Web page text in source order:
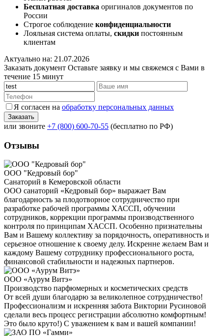
Бесплатная доставка оригиналов документов по
России
Строгое соблюдение конфиденциальности
Лояльная система оплаты, скидки постоянным
клиентам
Актуально на: 21.07.2026
Заказать документ Оставьте заявку и мы свяжемся с Вами в
течение 15 минут
Я согласен на обработку персональных данных
или звоните +7 (800) 600-70-55 (бесплатно по РФ)
Отзывы
ООО "Кедровый бор"
Санаторий в Кемеровской области
ООО санаторий «Кедровый бор» выражает Вам
благодарность за плодотворное сотрудничество при
разработке рабочей программы ХАССП, обучении
сотрудников, коррекции программы производственного
контроля по принципам ХАССП. Особенно признательны
Вам и Вашему коллективу за порядочность, оперативность и
серьезное отношение к своему делу. Искренне желаем Вам и
каждому Вашему сотруднику профессионального роста,
финансовой стабильности и надежных партнеров.
ООО «Аурум Витэ»
Производство парфюмерных и косметических средств
От всей души благодарю за великолепное сотрудничество!
Профессионализм и искренняя забота Виктории Русиновой
сделали весь процесс регистрации абсолютно комфортным!
Это было круто!) С уважением к вам и вашей компании!